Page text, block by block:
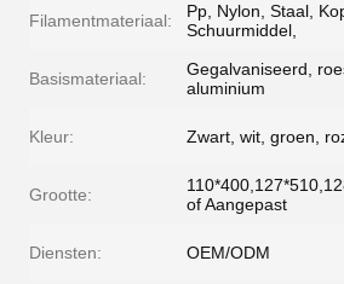
Filamentmateriaal:
Pp, Nylon, Staal,
Schuurmiddel,
Basismateriaal:
Gegalvaniseerd,
aluminium
Kleur: Zwart, wit, groen,
Grootte:
of Aangepast
Diensten: OEM/ODM